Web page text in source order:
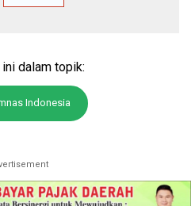
dalam topik:
Indonesia